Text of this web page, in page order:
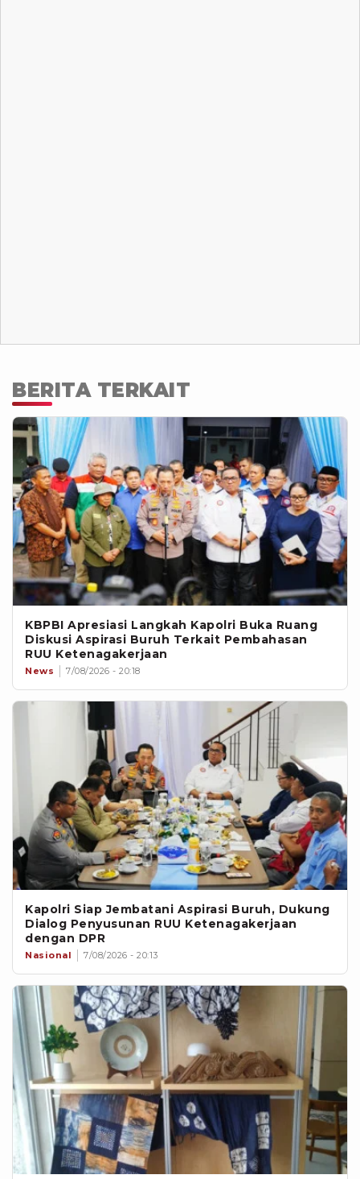
BERITA TERKAIT
KBPBI Apresiasi Langkah Kapolri Buka Ruang
Diskusi Aspirasi Buruh Terkait Pembahasan
RUU Ketenagakerjaan
News 7/08/2026 - 20:18
Kapolri Siap Jembatani Aspirasi Buruh, Dukung
Dialog Penyusunan RUU Ketenagakerjaan
dengan DPR
Nasional 7/08/2026 - 20:13